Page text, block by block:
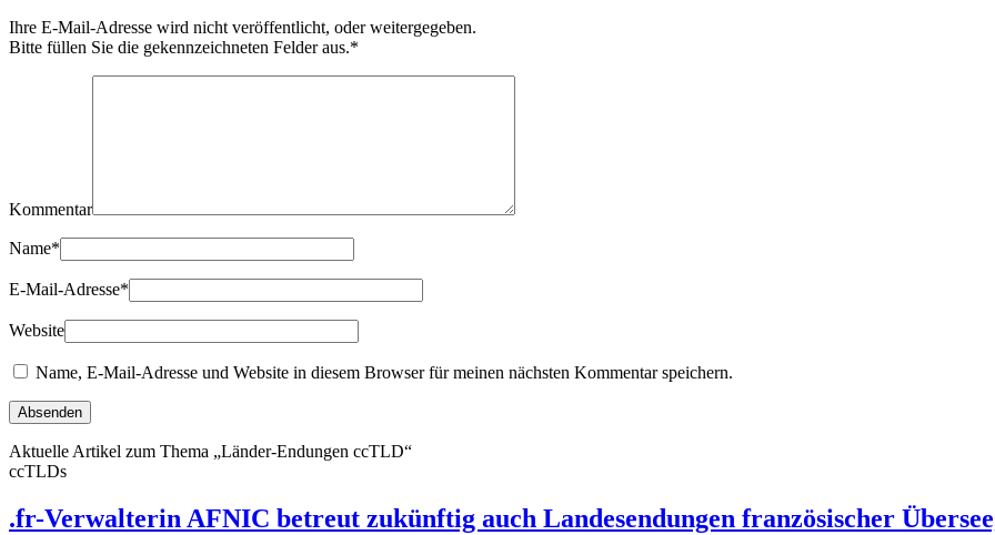
Ihre E-Mail-Adresse wird nicht veröffentlicht, oder weitergegeben.
Bitte füllen Sie die gekennzeichneten Felder aus.*
Kommentar
Name*
E-Mail-Adresse*
Website
Name, E-Mail-Adresse und Website in diesem Browser für meinen nächsten Kommentar speichern.
Aktuelle Artikel zum Thema „Länder-Endungen ccTLD“
ccTLDs
.fr-Verwalterin AFNIC betreut zukünftig auch Landesendungen französischer